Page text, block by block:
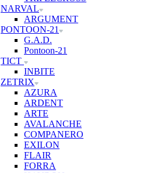
NARVAL
ARGUMENT
PONTOON-21
G.A.D.
Pontoon-21
TICT
INBITE
ZETRIX
AZURA
ARDENT
ARTE
AVALANCHE
COMPANERO
EXILON
FLAIR
FORRA